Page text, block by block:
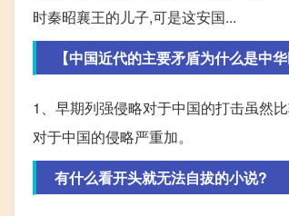
时秦昭襄王的儿子,可是这安国...
【中国近代的主要矛盾为什么是中
1、早期列强侵略对于中国的打击虽然
对于中国的侵略严重加。
有什么看开头就无法自拔的小说?